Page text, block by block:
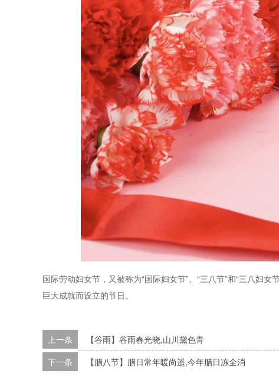
国际劳动妇女节，又被称为“国际妇女节”、“三八节”和“三八妇
巨大成就而设立的节日。
上一条
【谷雨】谷雨春光晓,山川黛色青
下一条 【腊八节】腊日常年暖尚遥,今年腊日冻全消